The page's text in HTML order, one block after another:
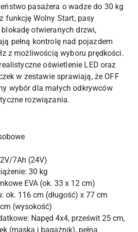
pasażera o wadze do 30 kg
funkcję Wolny Start, pasy
otwieranych drzwi,
pełną kontrolę nad pojazdem
z możliwością wyboru prędkości.
oświetlenie LED oraz
w zestawie sprawiają, że OFF
wybór dla małych odkrywców
rozwiązania.
7Ah (24V)
30 kg
EVA (ok. 33 x 12 cm)
ok. 116 cm (długość) x 77 cm
(wysokość)
Napęd 4x4, prześwit 25 cm,
(maska i bagażnik), pełna